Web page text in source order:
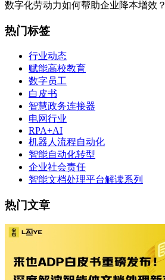
数字化劳动力如何帮助企业降本增效？
热门标签
行业动态
赋能高校教育
数字员工
白皮书
智慧政务连接器
电网行业
RPA+AI
机器人流程自动化
智能自动化转型
企业社会责任
智能文档处理平台解读系列
热门文章